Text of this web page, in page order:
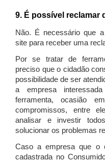
9. É possível reclamar
Não. É necessário que
site para receber uma
Por se tratar de
preciso que o cidadão
possibilidade de ser
a empresa
ferramenta, ocasião
compromissos, entre
analisar e investir
solucionar os problemas
Caso a empresa que o
cadastrada no